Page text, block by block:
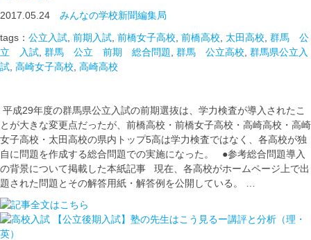
2017.05.24 みんなの学校新聞編集局
tags： 公立入試 前期入試 前橋女子高校 前橋高校 太田高校 群馬 公
立 入試 群馬 公立 前期 総合問題 群馬 公立高校 群馬県公立入
試 高崎女子高校 高崎高校
平成29年度の群馬県公立入試の前期選抜は、学力検査が導入されたこ
とが大きな変更点だったが、前橋高校・前橋女子高校・高崎高校・高崎
女子高校・太田高校の県内トップ5高は学力検査ではなく、各高校が独
自に問題を作成する総合問題での実施になった。 ●参考総合問題導入
の背景について掲載した本紙記事 現在、各高校がホームページ上で出
題された問題とその解答用紙・解答例を公開している。 …
【公立後期入試】塾の先生はこう見るー講評と分析（理・
英）